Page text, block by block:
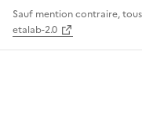
Sauf mention contraire,
etalab-2.0